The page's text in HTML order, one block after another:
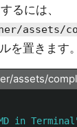
るには、
assets/
を置きます。
assets/
in